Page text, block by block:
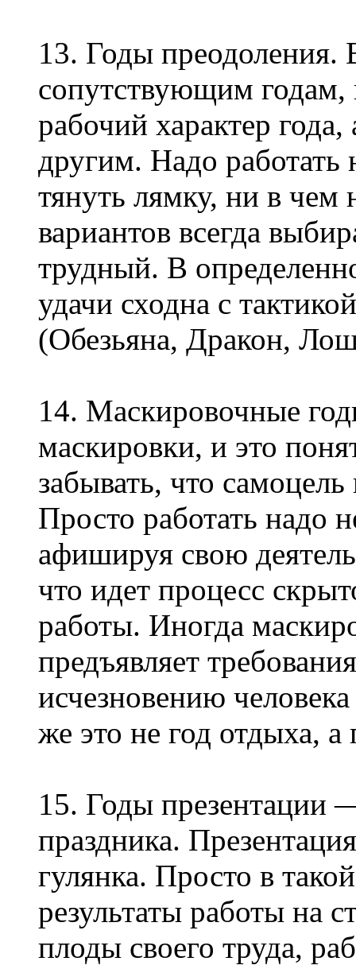
13. Годы преодоления.
сопутствующим годам,
рабочий характер
другим. Надо
тянуть лямку, ни в чем
вариантов всегда
трудный. В
удачи сходна с
(Обезьяна, Дракон,
14. Маскировочные
маскировки, и это
забывать, что
Просто работать надо
афишируя свою
что идет процесс
работы. Иногда
предъявляет
исчезновению
же это не год отдыха,
15. Годы презентации
праздника.
гулянка. Просто в
результаты работы на
плоды своего труда,